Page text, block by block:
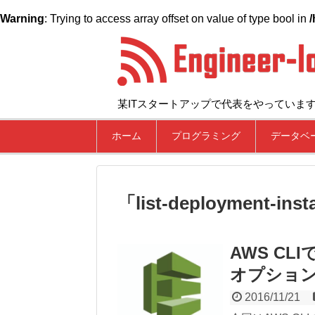
Warning: Trying to access array offset on value of type bool in /
某ITスタートアップで代表をやっていま
ホーム プログラミング データベ
「 list-deployment-
AWS CLI
オプショ
2016/11/21